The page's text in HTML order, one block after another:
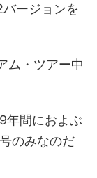
ージョンを
ム・ツアー中
年間におよぶ
のみなのだ